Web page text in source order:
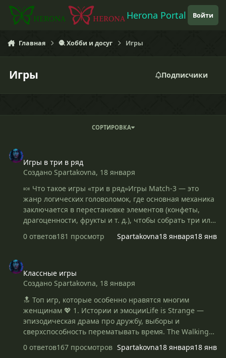
Перейти к содержанию
Herona Portal Войти
Главная 🧶 Хобби и досуг Игры
Игры Подписчики
СОРТИРОВКА
Игры в три в ряд
Создано Spartakovna, 18 января
🍬 Что такое игры «три в ряд»Игры Match-3 — это
жанр логических головоломок, где основная механика
заключается в перестановке элементов (конфеты,
драгоценности, фрукты и т. д.), чтобы собрать три или
но могут быть очень увлекательными и
Crush SagaОдна из самых известных Match-3 игр в
мире. Ты перемещаешь конфеты, чтобы собрать
комбинации и выполнить разные цели на каждом
уровне (очистить желе, собрать ингредиенты и т. д.).
Есть специальные конфеты, которые помогают
проходить сложные уровни. 👉 Идеально для:
ежедневной игры, релаксации, к…
0 ответов181 просмотр Spartakovna18 января18 янв
Классные игры
Создано Spartakovna, 18 января
🔝 Топ игр, которые особенно нравятся многим
женщинам 💖 1. Истории и эмоцииLife is Strange —
эпизодическая драма про дружбу, выборы и
сверхспособность перематывать время. The Walking
решения. Firewatch — история одного лета в горах,
0 ответов167 просмотров Spartakovna18 января18 янв